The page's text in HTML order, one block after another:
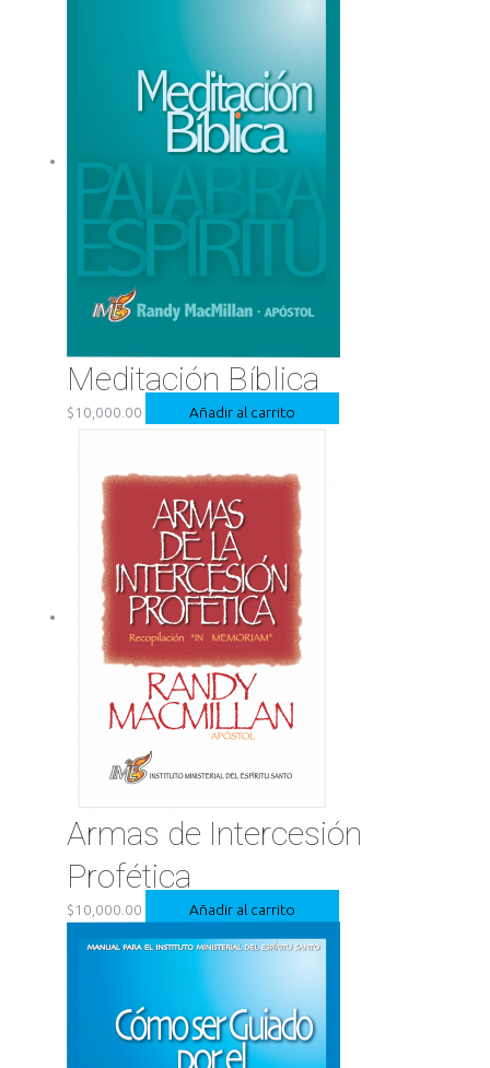
Meditación Bíblica
$10,000.00 Añadir al carrito
Armas de Intercesión
Profética
$10,000.00 Añadir al carrito